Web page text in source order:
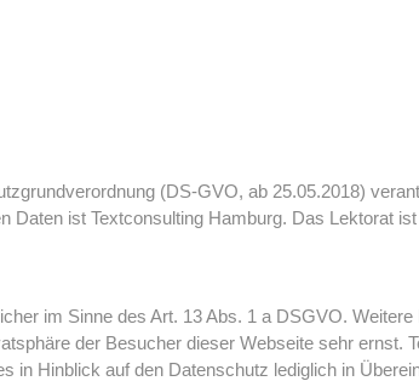
(DS-GVO, ab 25.05.2018)
Daten ist Textconsulting Hamburg. Das Lektorat
im Sinne des Art. 13 Abs. 1 a DSGVO.
der Besucher dieser Webseite sehr ernst.
in Hinblick auf den Datenschutz lediglich in